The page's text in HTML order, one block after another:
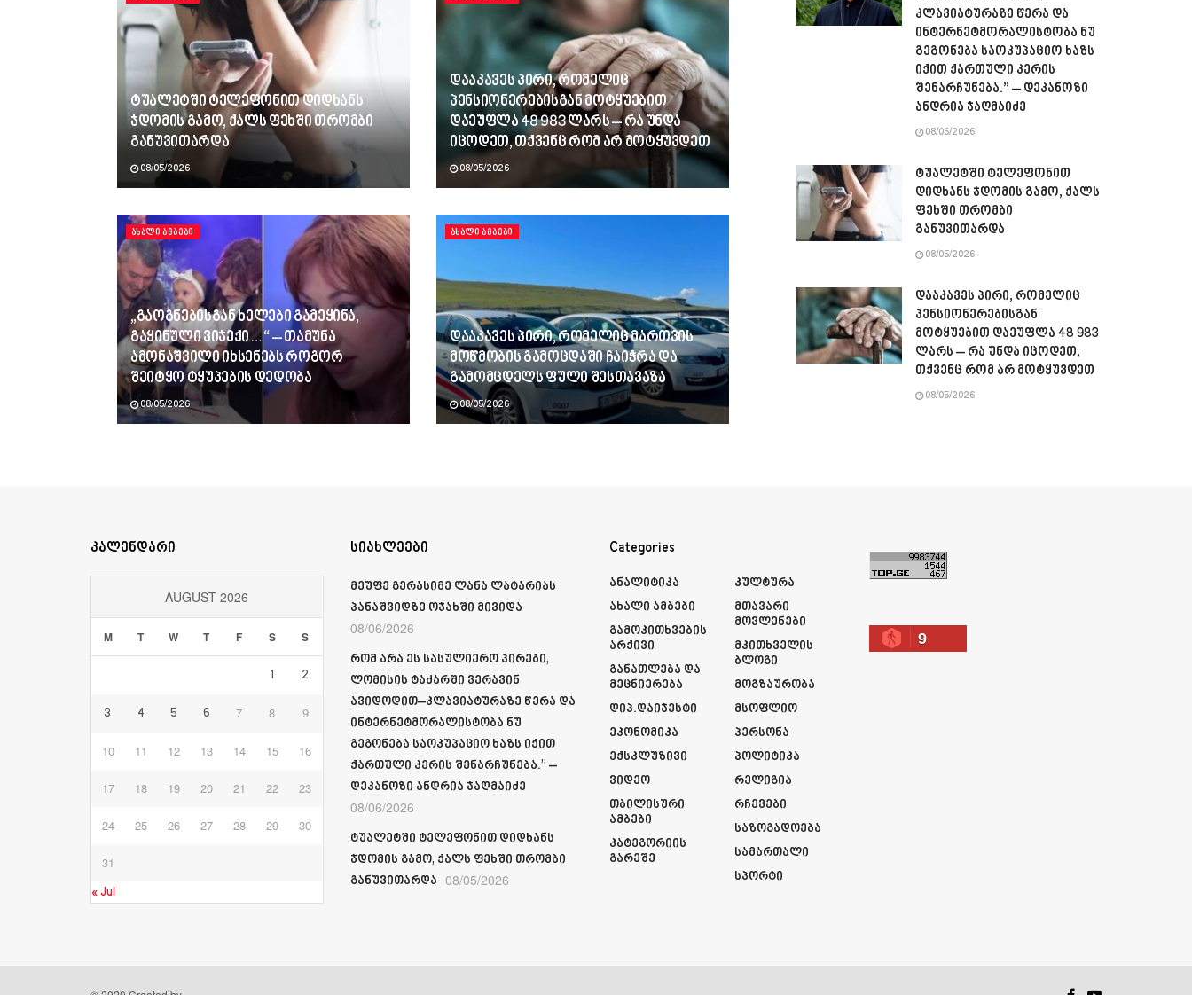
ტუალეტში ტელეფონით დიდხანს
ჯდომის გამო, ქალს ფეხში თრომბი
განუვითარდა
08/05/2026
დააკავეს პირი, რომელიც
პენსიონერებისგან მოტყუებით
დაეუფლა 48 983 ლარს – რა უნდა
იცოდეთ, თქვენც რომ არ მოტყუვდეთ
08/05/2026
ᲐᲮᲐᲚᲘ ᲐᲛᲑᲔᲑᲘ
„გაოგნებისგან ხელები გამეყინა,
გაყინული ვიჯექი…“ – თამუნა
ამონაშვილი იხსენებს როგორ
შეიტყო ტყუპების დედობა
08/05/2026
ᲐᲮᲐᲚᲘ ᲐᲛᲑᲔᲑᲘ
დააკავეს პირი, რომელიც მართვის
მოწმობის გამოცდაში ჩაიჭრა და
გამომცდელს ფული შესთავაზა
08/05/2026
კლავიატურაზე წერა და
ინტერნეტმორალისტობა ნუ
გეგონება საოკუპაციო ხაზს
იქით ქართული კერის
შენარჩუნება.” – დეკანოზი
ანდრია ჯაღმაიძე
08/06/2026
ტუალეტში ტელეფონით
დიდხანს ჯდომის გამო, ქალს
ფეხში თრომბი
განუვითარდა
08/05/2026
დააკავეს პირი, რომელიც
პენსიონერებისგან
მოტყუებით დაეუფლა 48 983
ლარს – რა უნდა იცოდეთ,
თქვენც რომ არ მოტყუვდეთ
08/05/2026
კალენდარი
AUGUST 2026
M T W T F S S
1 2
3 4 5 6 7 8 9
10 11 12 13 14 15 16
17 18 19 20 21 22 23
24 25 26 27 28 29 30
31
« Jul
სიახლეები
მეუფე გერასიმე ლანა ლატარიას
პანაშვიდზე ოჯახში მივიდა
08/06/2026
რომ არა ეს სასულიერო პირები,
ლომისის ტაძარში ვერავინ
ავიდოდით–კლავიატურაზე წერა და
ინტერნეტმორალისტობა ნუ
გეგონება საოკუპაციო ხაზს იქით
ქართული კერის შენარჩუნება.” –
დეკანოზი ანდრია ჯაღმაიძე
08/06/2026
ტუალეტში ტელეფონით დიდხანს
ჯდომის გამო, ქალს ფეხში თრომბი
განუვითარდა 08/05/2026
Categories
Ანალიტიკა
Ახალი Ამბები
Გამოკითხვების
Არქივი
Განათლება Და
Მეცნიერება
Დიპ.დაიჯესტი
Ეკონომიკა
Ექსკლუზივი
Ვიდეო
Თბილისური
Ამბები
Კატეგორიის
Გარეშე
Კულტურა
Მთავარი
Მოვლენები
Მკითხველის
Ბლოგი
Მოგზაურობა
Მსოფლიო
Პერსონა
Პოლიტიკა
Რელიგია
Რჩევები
Საზოგადოება
Სამართალი
Სპორტი
9